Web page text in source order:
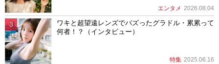
エンタメ 2026.08.04
ワキと超望遠レンズでバズったグラドル・累累って
何者！？（インタビュー）
特集 2025.06.16